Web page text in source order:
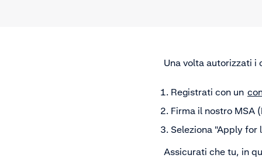
Una volta autorizzati i
Registrati con un
Firma il nostro MSA
Seleziona "Apply for
Assicurati che tu, in